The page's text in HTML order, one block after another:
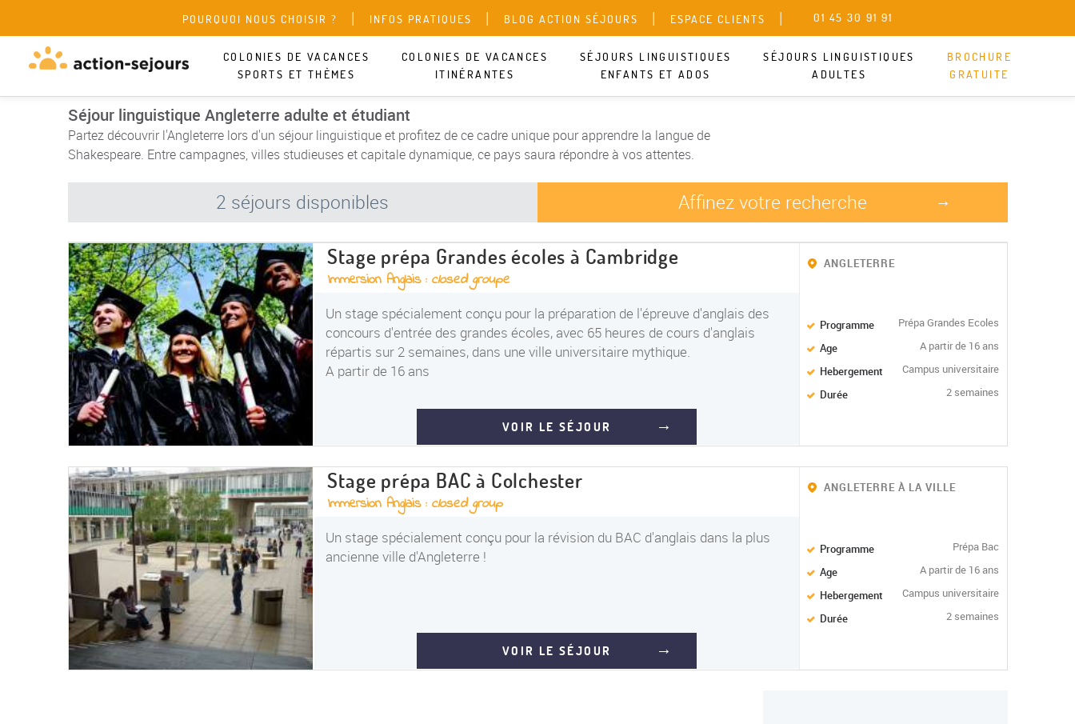
POURQUOI NOUS CHOISIR ? INFOS PRATIQUES BLOG ACTION SÉJOURS ESPACE CLIENTS 01 45 30 91 91
COLONIES DE VACANCES
SPORTS ET THÈMES
COLONIES DE VACANCES
ITINÉRANTES
SÉJOURS LINGUISTIQUES
ENFANTS ET ADOS
SÉJOURS LINGUISTIQUES
ADULTES
BROCHURE
GRATUITE
Séjour linguistique Angleterre adulte et étudiant
Partez découvrir l'Angleterre lors d'un séjour linguistique et profitez de ce cadre unique pour apprendre la langue de
Shakespeare. Entre campagnes, villes studieuses et capitale dynamique, ce pays saura répondre à vos attentes.
2 séjours disponibles Affinez votre recherche →
Stage prépa Grandes écoles à Cambridge
Immersion Anglais : closed groupe
Un stage spécialement conçu pour la préparation de l'épreuve d'anglais des
concours d'entrée des grandes écoles, avec 65 heures de cours d'anglais
répartis sur 2 semaines, dans une ville universitaire mythique.
A partir de 16 ans
VOIR LE SÉJOUR
ANGLETERRE
Programme
Prépa Grandes Ecoles
Age
A partir de 16 ans
Hebergement
Campus universitaire
Durée
2 semaines
Stage prépa BAC à Colchester
Immersion Anglais : closed group
Un stage spécialement conçu pour la révision du BAC d'anglais dans la plus
ancienne ville d'Angleterre !
VOIR LE SÉJOUR
ANGLETERRE À LA VILLE
Programme
Prépa Bac
Age
A partir de 16 ans
Hebergement
Campus universitaire
Durée
2 semaines